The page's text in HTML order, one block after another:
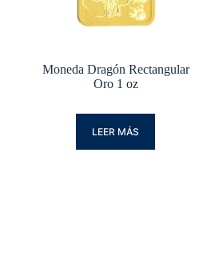
Moneda Dragón Rectangular
Oro 1 oz
LEER MÁS